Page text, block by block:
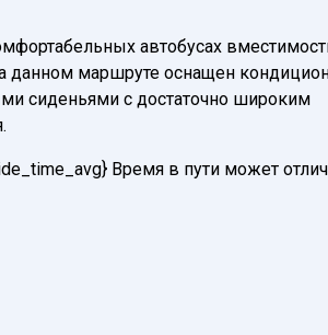
автобусах
данном маршруте оснащен
сиденьями с достаточно широким
Время в пути может